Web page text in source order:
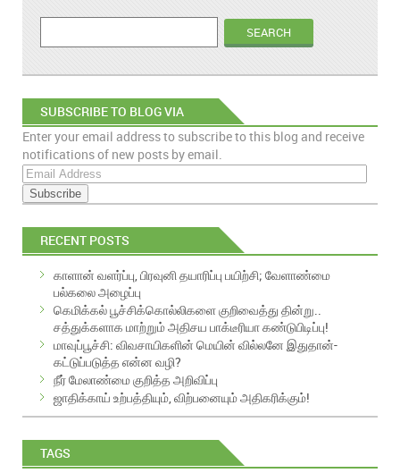
SUBSCRIBE TO BLOG VIA
EMAIL
Enter your email address to subscribe to this blog and receive
notifications of new posts by email.
E
m
a
i
A
RECENT POSTS
காளான் வளர்ப்பு, பிரவுனி தயாரிப்பு பயிற்சி; வேளாண்மை
பல்கலை அழைப்பு
கெமிக்கல் பூச்சிக்கொல்லிகளை குறிவைத்து தின்று..
சத்துக்களாக மாற்றும் அதிசய பாக்டீரியா கண்டுபிடிப்பு!
மாவுப்பூச்சி: விவசாயிகளின் மெயின் வில்லனே இதுதான்-
கட்டுப்படுத்த என்ன வழி?
நீர் மேலாண்மை குறித்த அறிவிப்பு
ஜாதிக்காய் உற்பத்தியும், விற்பனையும் அதிகரிக்கும்!
TAGS